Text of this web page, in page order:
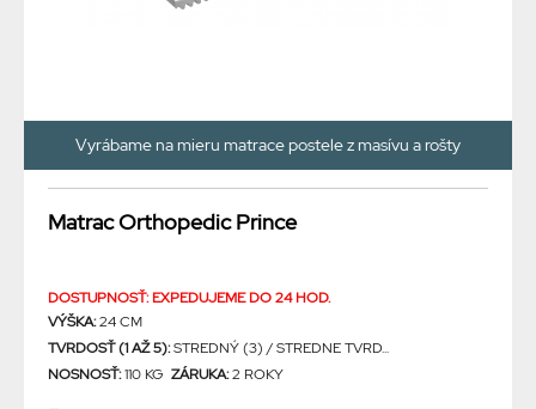
Vyrábame na mieru matrace postele z masívu a rošty
Matrac Orthopedic Prince
DOSTUPNOSŤ: EXPEDUJEME DO 24 HOD.
VÝŠKA:24 CM
TVRDOSŤ (1 AŽ 5):STREDNÝ (3) / STREDNE TVRD...
NOSNOSŤ:110 KG ZÁRUKA:2 ROKY